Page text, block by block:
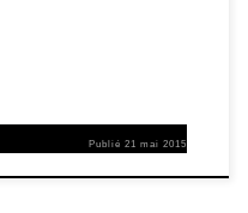
Publié21 mai 2015